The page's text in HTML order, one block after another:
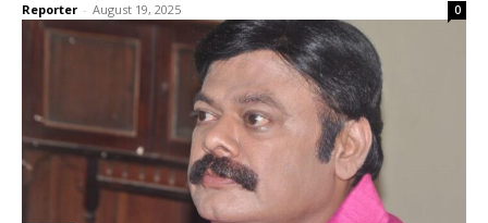
Reporter - August 19, 2025 0